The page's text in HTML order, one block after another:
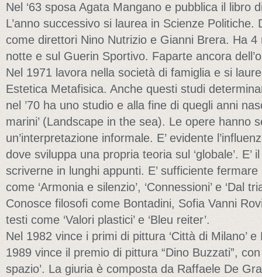
Nel ‘63 sposa Agata Mangano e pubblica il libro
L’anno successivo si laurea in Scienze Politiche.
come direttori Nino Nutrizio e Gianni Brera. Ha
notte e sul Guerin Sportivo. Faparte ancora
Nel 1971 lavora nella società di famiglia e si
Estetica Metafisica. Anche questi studi
nel ’70 ha uno studio e alla fine di quegli anni
marini’ (Landscape in the sea). Le opere hanno
un’interpretazione informale. E’ evidente
dove sviluppa una propria teoria sul ‘globale’. E’
scriverne in lunghi appunti. E’ sufficiente fermare
come ‘Armonia e silenzio’, ‘Connessioni’ e ‘Dal
Conosce filosofi come Bontadini, Sofia Vanni
testi come ‘Valori plastici’ e ‘Bleu reiter’.
Nel 1982 vince i primi di pittura ‘Città di Milano’
1989 vince il premio di pittura “Dino Buzzati”, con
spazio’. La giuria è composta da Raffaele De